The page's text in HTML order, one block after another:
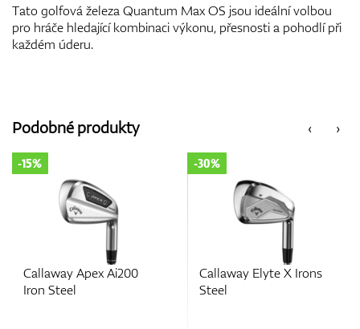
Tato golfová železa Quantum Max OS jsou ideální volbou
pro hráče hledající kombinaci výkonu, přesnosti a pohodlí při
každém úderu.
‹
Podobné produkty ›
Callaway Elyte X Irons
Steel
-30%
Apex Pro 24 Irons Steel
-11%